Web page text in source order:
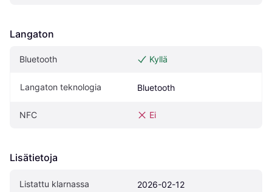
Langaton
Bluetooth Kyllä
Langaton teknologia Bluetooth
NFC Ei
Lisätietoja
Listattu klarnassa 2026-02-12